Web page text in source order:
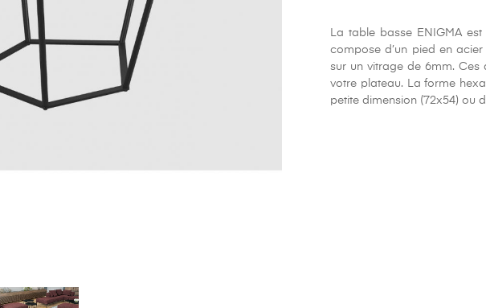
La table basse ENIGMA
compose d’un pied en
sur un vitrage de 6mm. Ces
votre plateau. La forme
petite dimension (72x54) ou